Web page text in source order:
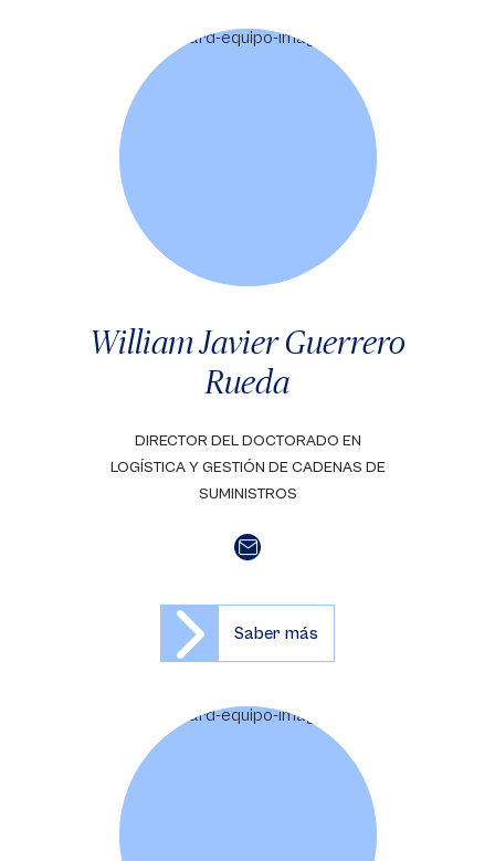
William Javier Guerrero
Rueda
DIRECTOR DEL DOCTORADO EN
LOGÍSTICA Y GESTIÓN DE CADENAS DE
SUMINISTROS
Saber más